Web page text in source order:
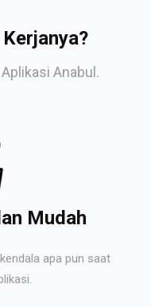
Anabul.
Mudah
apa pun saat